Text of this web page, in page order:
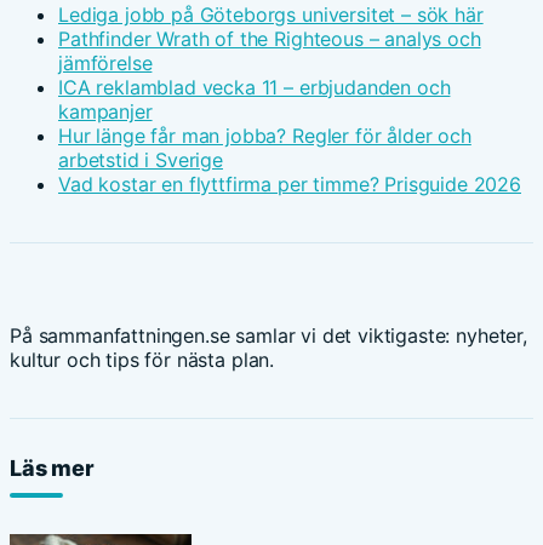
Lediga jobb på Göteborgs universitet – sök här
Pathfinder Wrath of the Righteous – analys och
jämförelse
ICA reklamblad vecka 11 – erbjudanden och
kampanjer
Hur länge får man jobba? Regler för ålder och
arbetstid i Sverige
Vad kostar en flyttfirma per timme? Prisguide 2026
På sammanfattningen.se samlar vi det viktigaste: nyheter,
kultur och tips för nästa plan.
Läs mer